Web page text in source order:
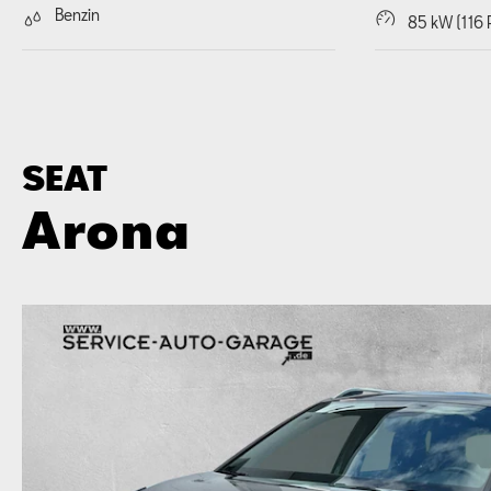
Benzin 85 kW (116
SEAT
Arona